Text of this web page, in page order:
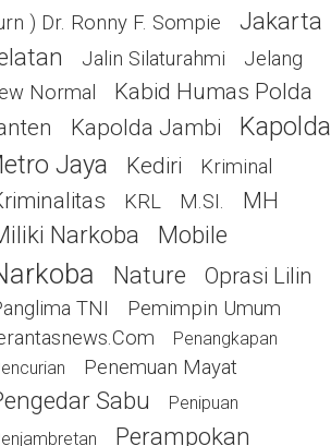
) Dr. Ronny F. Sompie
Jakarta
Jalin Silaturahmi
Jelang
Normal
Kabid Humas Polda
Kapolda Jambi
Kapolda
Jaya
Kediri Kriminal
KRL M.SI. MH
Narkoba Mobile
Nature Oprasi Lilin
TNI
Pemimpin Umum
Penangkapan
Penemuan Mayat
Sabu
Penipuan
Perampokan